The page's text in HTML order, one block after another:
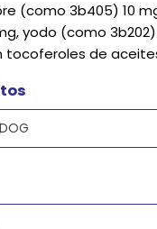
(como 3b405) 10
yodo (como 3b202)
tocoferoles de